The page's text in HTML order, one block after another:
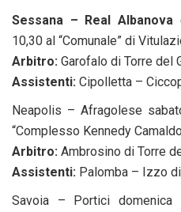
Sessana – Real Albanova
10,30 al “Comunale” di
Arbitro: Garofalo di Torre del
Assistenti: Cipolletta –
Neapolis – Afragolese
“Complesso Kennedy
Arbitro: Ambrosino di Torre
Assistenti: Palomba – Izzo
Savoia – Portici